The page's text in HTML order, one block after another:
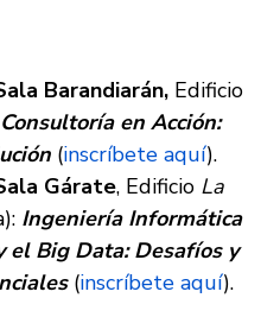
Barandiarán, Edificio
Consultoría en Acción:
(inscríbete aquí).
Gárate, Edificio La
Ingeniería Informática
el Big Data: Desafíos y
(inscríbete aquí).